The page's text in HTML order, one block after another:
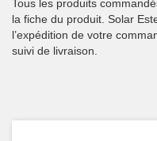
Tous les produits
la fiche du produit. Solar
l’expédition de votre
suivi de livraison.